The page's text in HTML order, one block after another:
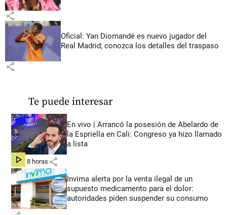
share
Oficial: Yan Diomandé es nuevo jugador del
Real Madrid; conozca los detalles del traspaso
share
Te puede interesar
En vivo | Arrancó la posesión de Abelardo de
la Espriella en Cali: Congreso ya hizo llamado
a lista
hace 8 horas share
Invima alerta por la venta ilegal de un
supuesto medicamento para el dolor:
autoridades piden suspender su consumo